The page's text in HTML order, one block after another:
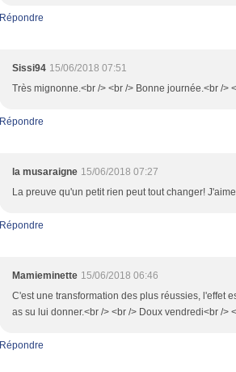
Répondre
Sissi94 15/06/2018 07:51
Très mignonne.<br /> <br /> Bonne journée.<br />
Répondre
la musaraigne 15/06/2018 07:27
La preuve qu'un petit rien peut tout changer!
Répondre
Mamieminette 15/06/2018 06:46
C'est une transformation des plus réussies, l'effet
as su lui donner.<br /> <br /> Doux vendredi<br />
Répondre